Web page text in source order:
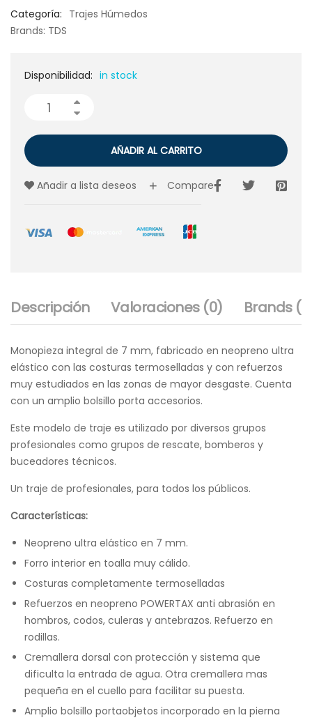
Categoría: Trajes Húmedos
Brands: TDS
Disponibilidad: in stock
AÑADIR AL CARRITO
Añadir a lista deseos Compare
Descripción Valoraciones (0) Brands (1)
Monopieza integral de 7 mm, fabricado en neopreno ultra
elástico con las costuras termoselladas y con refuerzos
muy estudiados en las zonas de mayor desgaste. Cuenta
con un amplio bolsillo porta accesorios.
Este modelo de traje es utilizado por diversos grupos
profesionales como grupos de rescate, bomberos y
buceadores técnicos.
Un traje de profesionales, para todos los públicos.
Características:
Neopreno ultra elástico en 7 mm.
Forro interior en toalla muy cálido.
Costuras completamente termoselladas
Refuerzos en neopreno POWERTAX anti abrasión en
hombros, codos, culeras y antebrazos. Refuerzo en
rodillas.
Cremallera dorsal con protección y sistema que
dificulta la entrada de agua. Otra cremallera mas
pequeña en el cuello para facilitar su puesta.
Amplio bolsillo portaobjetos incorporado en la pierna